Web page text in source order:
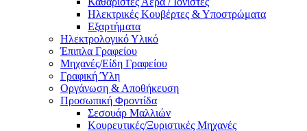
Ηλεκτρικές Κουβέρτες & Υποστρώματα
Εξαρτήματα
Ηλεκτρολογικό Υλικό
Έπιπλα Γραφείου
Μηχανές/Είδη Γραφείου
Γραφική Ύλη
Οργάνωση & Αποθήκευση
Προσωπική Φροντίδα
Σεσουάρ Μαλλιών
Κουρευτικές/Ξυριστικές Μηχανές